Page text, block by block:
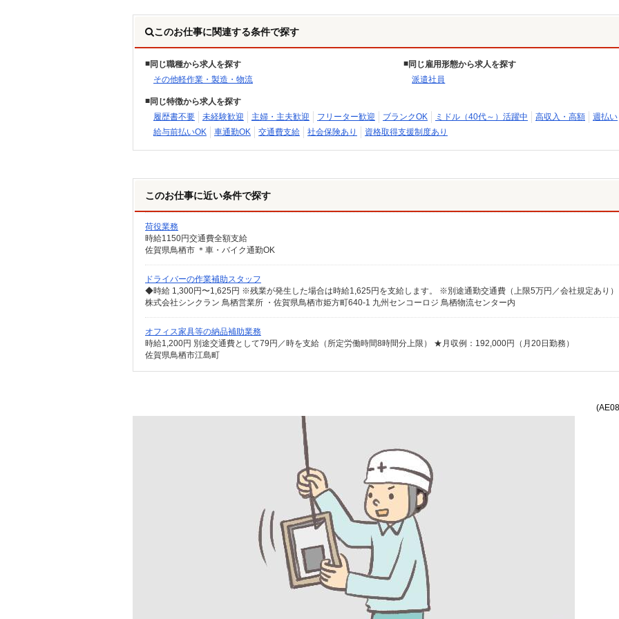
このお仕事に関連する条件で探す
同じ職種から求人を探す
その他軽作業・製造・物流
同じ雇用形態から求人を探す
派遣社員
同じ特徴から求人を探す
履歴書不要
未経験歓迎 主婦・主夫歓迎 フリーター歓迎 ブランクOK ミドル（40代～）活躍中 高収入・高額
週払い
給与前払いOK
車通勤OK 交通費支給 社会保険あり 資格取得支援制度あり
このお仕事に近い条件で探す
荷役業務
時給1150円交通費全額支給
佐賀県鳥栖市 ＊車・バイク通勤OK
ドライバーの作業補助スタッフ
株式会社シンクラン 鳥栖営業所 ・佐賀県鳥栖市姫方町640-1 九州センコーロジ 鳥栖物流センター内
オフィス家具等の納品補助業務
時給1,200円 別途交通費として79円／時を支給（所定労働時間8時間分上限） ★月収例：192,000円（月20日勤務）
佐賀県鳥栖市江島町